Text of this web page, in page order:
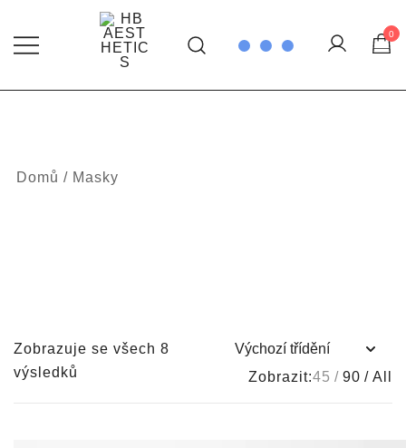
content
HB AESTHETICS
0
Domů / Masky
Zobrazuje se všech 8
výsledků
Zobrazit:45 90 All